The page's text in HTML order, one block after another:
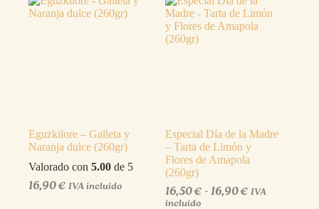
Eguzkilore – Galleta y
Naranja dulce (260gr)
Valorado con 5.00 de 5
16,90€ IVA incluído
Especial Día de la Madre
– Tarta de Limón y
Flores de Amapola
(260gr)
16,50€ - 16,90€ IVA
incluído